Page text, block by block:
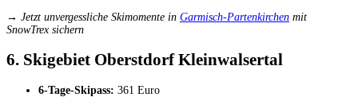
→ Jetzt unvergessliche Skimomente in Garmisch-Partenkirchen mit
SnowTrex sichern
6. Skigebiet Oberstdorf Kleinwalsertal
6-Tage-Skipass: 361 Euro